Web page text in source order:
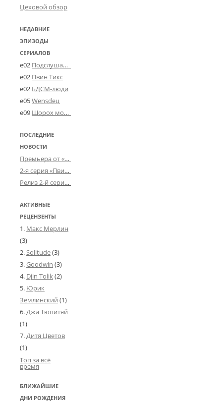
Цеховой обзор
НЕДАВНИЕ
ЭПИЗОДЫ
СЕРИАЛОВ
e02 Подслушано в Угличе
e02 Пвин Тикс
e02 БДСМ-люди
e05Wensdeц
e09 Шорох мозговины
ПОСЛЕДНИЕ
НОВОСТИ
Премьера от «Усталого королевства»: «Игорь начал»
2-я серия «Пвин Тикса» от 2-D
Релиз 2-й серии «БДСМ-людей» от «Аркада Фильм»
АКТИВНЫЕ
РЕЦЕНЗЕНТЫ
Макс Мерлин
(3)
Solitude(3)
Goodwin (3)
Djin Tolik(2)
Юрик
Землинский (1)
Джа Тюпитяй
(1)
Дитя Цветов
(1)
Топ за всё
время
БЛИЖАЙШИЕ
ДНИ РОЖДЕНИЯ